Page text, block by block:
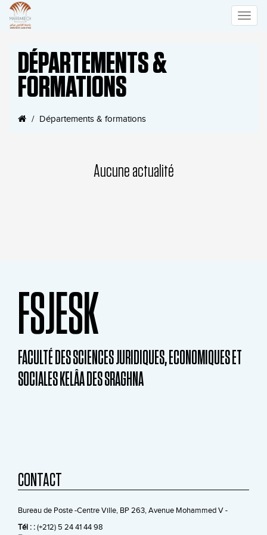
Toggle
DÉPARTEMENTS &
FORMATIONS
Départements & formations
Aucune actualité
FSJESK
FACULTÉ DES SCIENCES JURIDIQUES, ECONOMIQUES ET
SOCIALES KELÂA DES SRAGHNA
CONTACT
Bureau de Poste -Centre Ville, BP 263, Avenue Mohammed V -
Tél : :(+212) 5 24 41 44 98